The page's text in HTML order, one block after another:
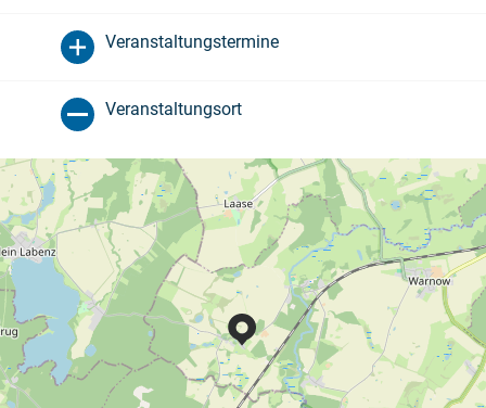
Veranstaltungstermine
Veranstaltungsort